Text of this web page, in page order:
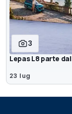
3
Lepas L8 parte
23 lug